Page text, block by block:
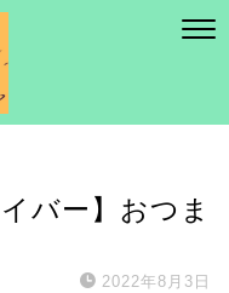
バー】おつま
2022年8月3日